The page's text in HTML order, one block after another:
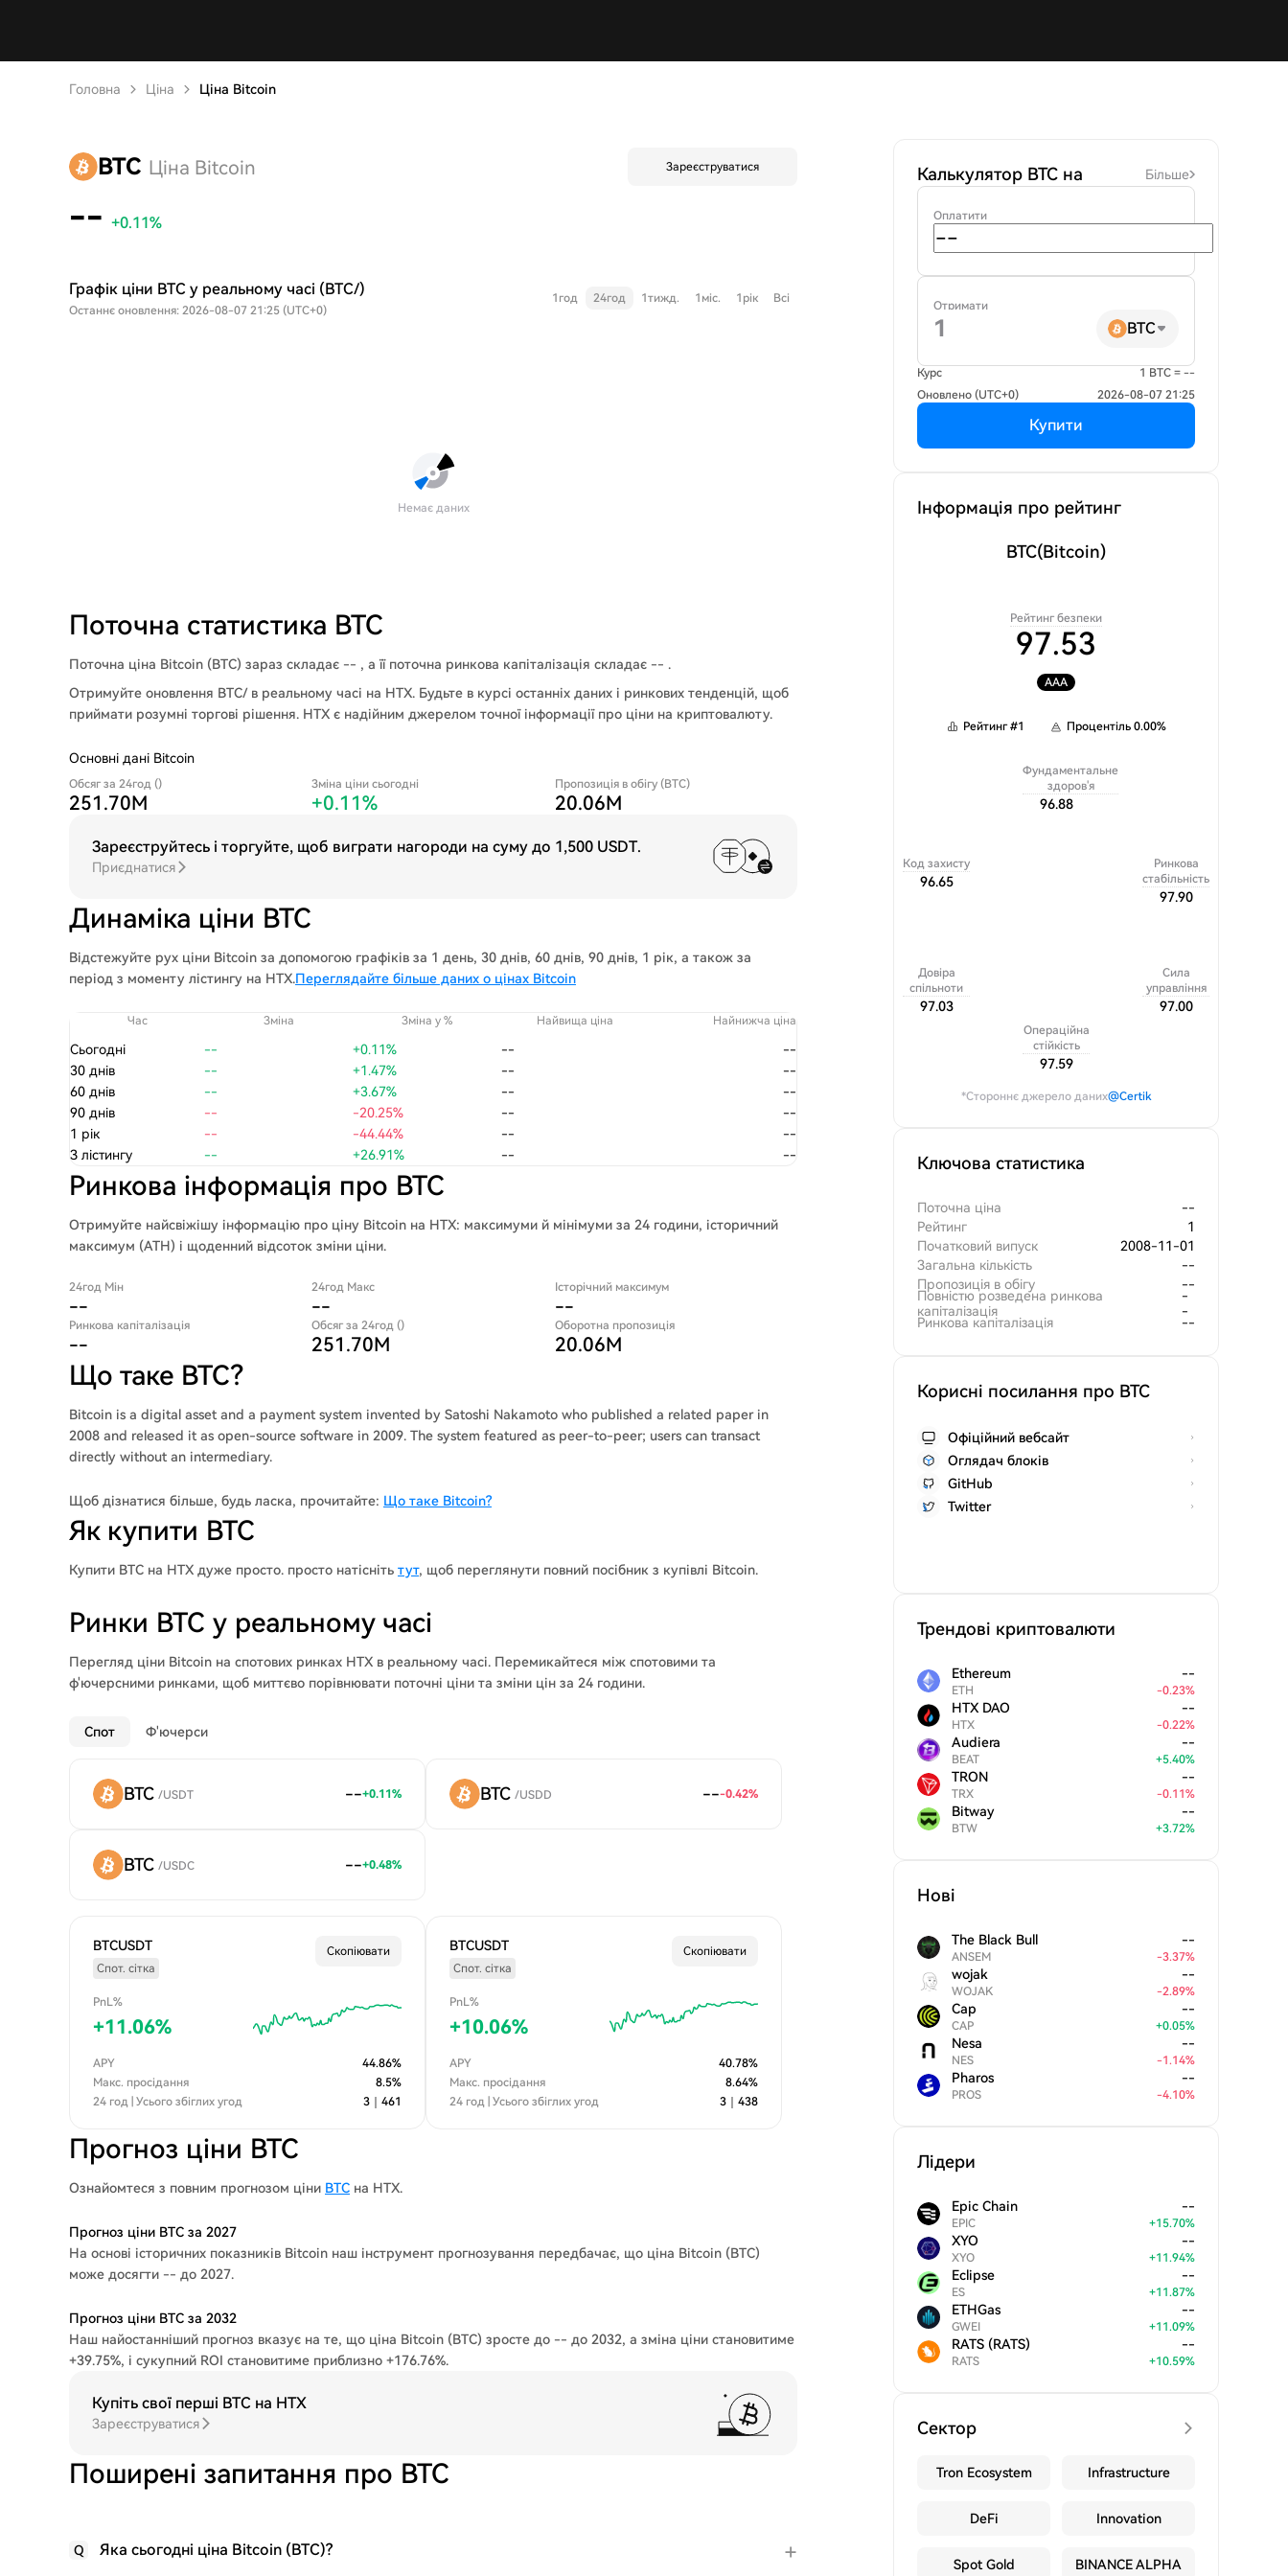
Головна Ціна Ціна Bitcoin
BTC Ціна Bitcoin Зареєструватися
-- +0.11%
Графік ціни BTC у реальному часі (BTC/)
Останнє оновлення: 2026-08-07 21:25 (UTC+0)
1год 24год 1тижд. 1міс. 1рік Всі
Немає даних
Поточна статистика BTC
Поточна ціна Bitcoin (BTC) зараз складає -- , а її поточна ринкова капіталізація складає -- .
Отримуйте оновлення BTC/ в реальному часі на HTX. Будьте в курсі останніх даних і ринкових тенденцій, щоб
приймати розумні торгові рішення. HTX є надійним джерелом точної інформації про ціни на криптовалюту.
Основні дані Bitcoin
Обсяг за 24год ()
251.70M
Зміна ціни сьогодні
+0.11%
Пропозиція в обігу (BTC)
20.06M
Зареєструйтесь і торгуйте, щоб виграти нагороди на суму до 1,500 USDT.
Приєднатися
Динаміка ціни BTC
Відстежуйте рух ціни Bitcoin за допомогою графіків за 1 день, 30 днів, 60 днів, 90 днів, 1 рік, а також за
період з моменту лістингу на HTX.Переглядайте більше даних о цінах Bitcoin
Час Зміна Зміна у % Найвища ціна Найнижча ціна
Сьогодні -- +0.11% --
--
30 днів
-- +1.47% --
--
60 днів
-- +3.67% --
--
90 днів
-- -20.25% --
--
1 рік
-- -44.44% --
--
З лістингу
-- +26.91% -- --
Ринкова інформація про BTC
Отримуйте найсвіжішу інформацію про ціну Bitcoin на HTX: максимуми й мінімуми за 24 години, історичний
максимум (ATH) і щоденний відсоток зміни ціни.
24год Мін
--
24год Макс
--
Історічний максимум
--
Ринкова капіталізація
--
Обсяг за 24год ()
251.70M
Оборотна пропозиція
20.06M
Що таке BTC?
Bitcoin is a digital asset and a payment system invented by Satoshi Nakamoto who published a related paper in
2008 and released it as open-source software in 2009. The system featured as peer-to-peer; users can transact
directly without an intermediary.
Щоб дізнатися більше, будь ласка, прочитайте: Що таке Bitcoin?
Як купити BTC
Купити BTC на HTX дуже просто. просто натісніть тут, щоб переглянути повний посібник з купівлі Bitcoin.
Ринки BTC у реальному часі
Перегляд ціни Bitcoin на спотових ринках HTX в реальному часі. Перемикайтеся між спотовими та
ф'ючерсними ринками, щоб миттєво порівнювати поточні ціни та зміни цін за 24 години.
Спот Ф'ючерси
BTC /USDT --+0.11% BTC /USDD ---0.42%
BTC /USDC --+0.48%
BTCUSDT
Спот. сітка
Скопіювати
PnL%
+11.06%
APY 44.86%
Макс. просідання
8.5%
24 год | Усього збіглих угод
3 461
BTCUSDT
Спот. сітка
Скопіювати
PnL%
+10.06%
APY 40.78%
Макс. просідання
8.64%
24 год | Усього збіглих угод
3 438
Прогноз ціни BTC
Ознайомтеся з повним прогнозом ціни BTC на HTX.
Прогноз ціни BTC за 2027
На основі історичних показників Bitcoin наш інструмент прогнозування передбачає, що ціна Bitcoin (BTC)
може досягти -- до 2027.
Прогноз ціни BTC за 2032
Наш найостанніший прогноз вказує на те, що ціна Bitcoin (BTC) зросте до -- до 2032, а зміна ціни становитиме
+39.75%, і сукупний ROI становитиме приблизно +176.76%.
Купіть свої перші BTC на HTX
Зареєструватися
Поширені запитання про BTC
Q Яка сьогодні ціна Bitcoin (BTC)?
Калькулятор BTC на Більше
Оплатити
Отримати
BTC
Курс
1 BTC = --
Оновлено (UTC+0)
2026-08-07 21:25
Купити
Інформація про рейтинг
BTC(Bitcoin)
Рейтинг безпеки
97.53
AAA
Рейтинг#1 Процентіль 0.00%
Фундаментальне
здоров'я
96.88
Код захисту
96.65
Довіра
спільноти
97.03
Операційна
стійкість
97.59
Сила
управління
97.00
Ринкова
стабільність
97.90
*Стороннє джерело даних@Certik
Ключова статистика
Поточна ціна
--
Рейтинг
1
Початковий випуск
2008-11-01
Загальна кількість
--
Пропозиція в обігу
--
Повністю розведена ринкова
капіталізація
-
-
Ринкова капіталізація --
Корисні посилання про BTC
Офіційний вебсайт
Оглядач блоків
GitHub
Twitter
Трендові криптовалюти
Ethereum
ETH
--
-0.23%
HTX DAO
HTX
--
-0.22%
Audiera
BEAT
--
+5.40%
TRON
TRX
--
-0.11%
Bitway
BTW
--
+3.72%
Нові
The Black Bull
ANSEM
--
-3.37%
wojak
WOJAK
--
-2.89%
Cap
CAP
--
+0.05%
Nesa
NES
--
-1.14%
Pharos
PROS
--
-4.10%
Лідери
Epic Chain
EPIC
--
+15.70%
XYO
XYO
--
+11.94%
Eclipse
ES
--
+11.87%
ETHGas
GWEI
--
+11.09%
RATS (RATS)
RATS
--
+10.59%
Сектор
Tron Ecosystem Infrastructure
DeFi Innovation
Spot Gold BINANCE ALPHA